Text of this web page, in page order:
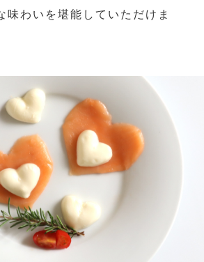
味わいを堪能していただけま